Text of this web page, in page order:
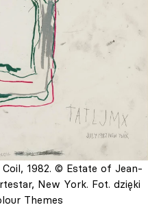
1982. © Estate of Jean-
New York. Fot. dzięki
Themes